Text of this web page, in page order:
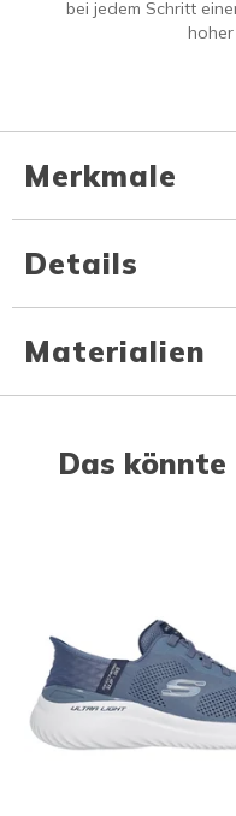
bei jedem Schritt
Merkmale
Details
Materialien
Das